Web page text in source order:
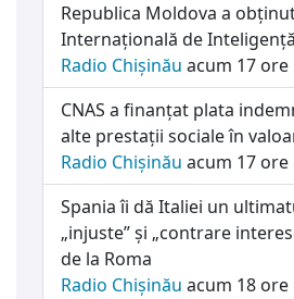
Republica Moldova a
Internațională de
Radio Chișinău acum 17 ore
CNAS a finanțat plata
alte prestații sociale în
Radio Chișinău acum 17 ore
Spania îi dă Italiei un
„injuste” și „contrare
de la Roma
Radio Chișinău acum 18 ore